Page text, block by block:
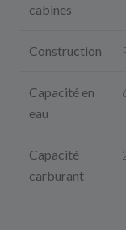
cabines
Construction
Capacité en
eau
Capacité
carburant